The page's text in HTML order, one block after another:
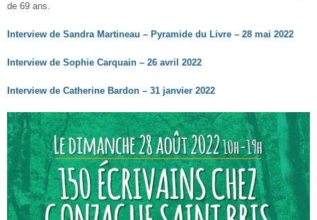
de 69 ans.
Interview de Sandra Martineau – Pyramide du Livre – 28 mai 2022
Interview de Sophie Carquain – 26 avril 2022
Interview de Catherine Bardon – 31 janvier 2022